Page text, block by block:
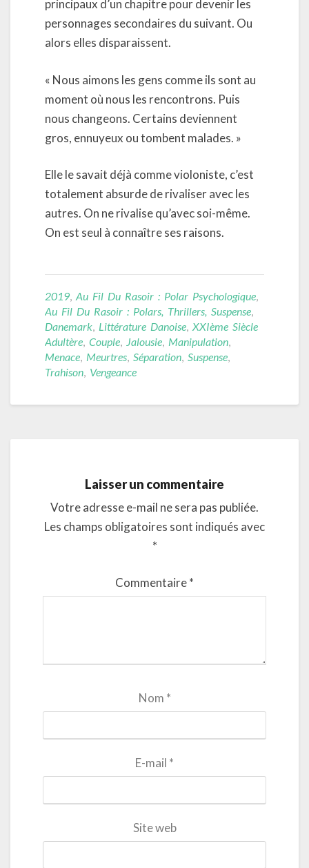
principaux d’un chapitre pour devenir les
personnages secondaires du suivant. Ou
alors elles disparaissent.
« Nous aimons les gens comme ils sont au
moment où nous les rencontrons. Puis
nous changeons. Certains deviennent
gros, ennuyeux ou tombent malades. »
Elle le savait déjà comme violoniste, c’est
totalement absurde de rivaliser avec les
autres. On ne rivalise qu’avec soi-même.
On est seul à connaître ses raisons.
2019 Au Fil Du Rasoir : Polar Psychologique
Au Fil Du Rasoir : Polars, Thrillers, Suspense
Danemark Littérature Danoise XXIème Siècle
Adultère Couple Jalousie Manipulation
Menace Meurtres Séparation Suspense
Trahison Vengeance
Laisser un commentaire
Votre adresse e-mail ne sera pas publiée.
Les champs obligatoires sont indiqués avec
*
Commentaire*
Nom *
E-mail *
Site web